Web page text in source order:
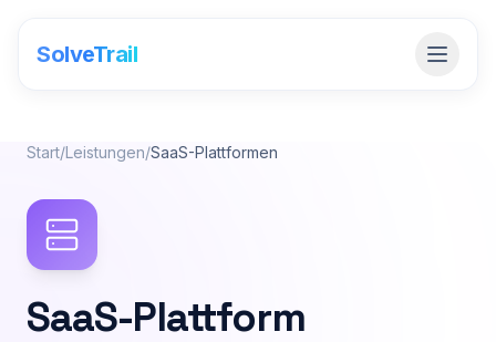
SolveTrail
Start/Leistungen/SaaS-Plattformen
SaaS-Plattform